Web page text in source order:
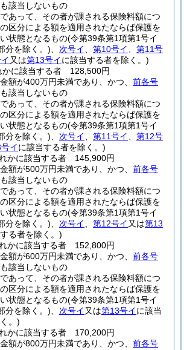
該当しないもの
あって、その者が課される保険料額につ
区分による額を適用されたならば保護を
状態となるもの(令第39条第1項第1号イ
分を除く。) 次号イ 第10号イ
第11号
又は第13号イに該当する者を除く。)
かに該当する者 128,500円
額が400万円未満であり、かつ、 前各号
該当しないもの
あって、その者が課される保険料額につ
区分による額を適用されたならば保護を
状態となるもの(令第39条第1項第1号イ
分を除く。) 次号イ 第11号イ
第12号
イに該当する者を除く。)
かに該当する者 145,900円
額が500万円未満であり、かつ、 前各号
該当しないもの
あって、その者が課される保険料額につ
区分による額を適用されたならば保護を
状態となるもの(令第39条第1項第1号イ
分を除く。) 次号イ 第12号イ 又は第13
る者を除く。)
かに該当する者 152,800円
額が600万円未満であり、かつ、 前各号
該当しないもの
あって、その者が課される保険料額につ
区分による額を適用されたならば保護を
状態となるもの(令第39条第1項第1号イ
分を除く。) 次号イ 又は第13号イに該当
。)
かに該当する者 170,200円
額が800万円未満であり、かつ、 前各号